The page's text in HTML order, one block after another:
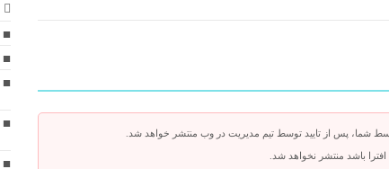
شما، پس از تایید توسط تیم مدیریت در وب منتشر خواهد شد.
باشد منتشر نخواهد شد.